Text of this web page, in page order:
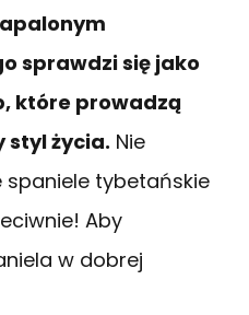
sprawdzi się jako
które prowadzą
styl życia. Nie
spaniele tybetańskie
Aby
w dobrej